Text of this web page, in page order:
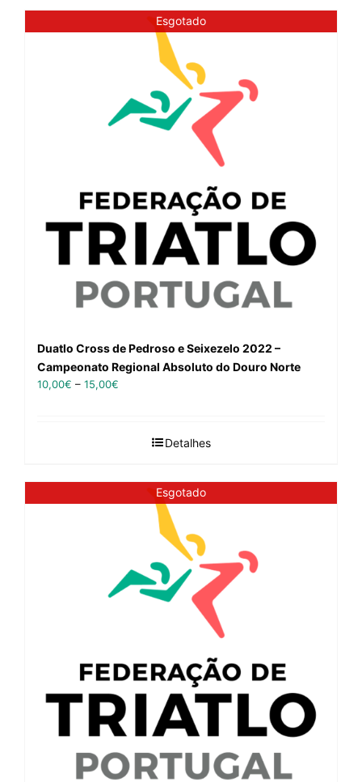
Esgotado
Duatlo Cross de Pedroso e Seixezelo 2022 –
Campeonato Regional Absoluto do Douro Norte
10,00€ – 15,00€
Detalhes
Esgotado